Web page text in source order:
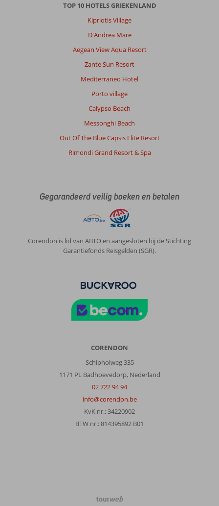
TOP 10 HOTELS GRIEKENLAND
Kipriotis Village
D'Andrea Mare
Aegean View Aqua Resort
Zante Sun Resort
Mediterraneo Hotel
Porto village
Calypso Beach
Messonghi Beach
Out Of The Blue Capsis Elite Resort
Rimondi Grand Resort & Spa
Gegarandeerd veilig boeken en betalen
Corendon is lid van ABTO en aangesloten bij de Stichting
Garantiefonds Reisgelden (SGR).
CORENDON
Schipholweg 335
1171 PL Badhoevedorp, Nederland
02 722 94 94
info@corendon.be
KvK nr.: 34220902
BTW nr.: 814395892 B01
TourWeb